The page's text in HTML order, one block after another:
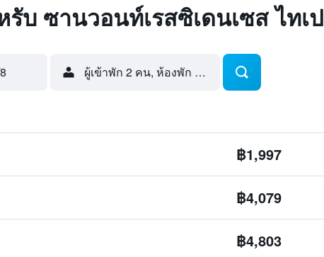
บ ซานวอนท์เรสซิเดนเซส ไทเป
ผู้เข้าพัก 2 คน, ห้องพัก 1 ห้อง
฿1,997
฿4,079
฿4,803